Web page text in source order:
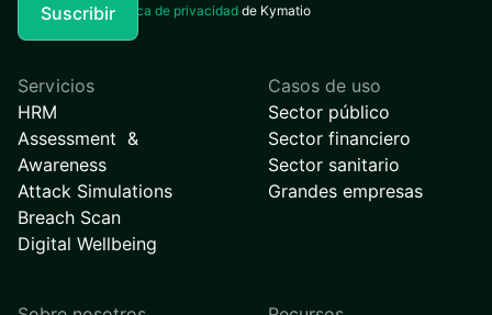
Acepto laPolítica de privacidad de Kymatio
Servicios
HRM
Assessment &
Awareness
Attack Simulations
Breach Scan
Digital Wellbeing
Casos de uso
Sector público
Sector financiero
Sector sanitario
Grandes empresas